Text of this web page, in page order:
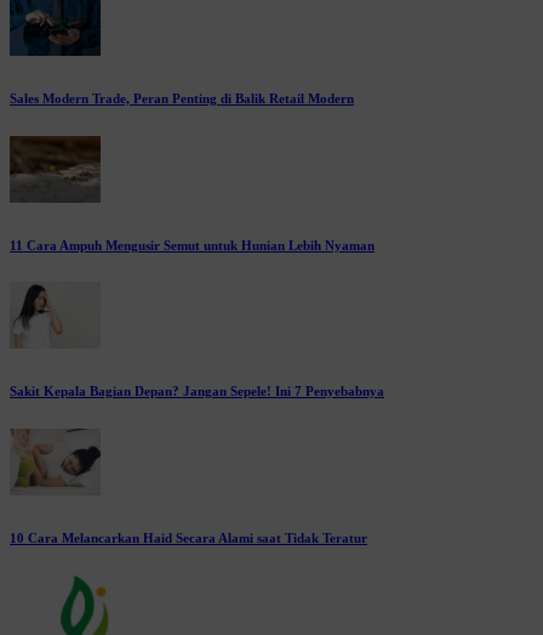
Sales Modern Trade, Peran Penting di Balik Retail Modern
11 Cara Ampuh Mengusir Semut untuk Hunian Lebih Nyaman
Sakit Kepala Bagian Depan? Jangan Sepele! Ini 7 Penyebabnya
10 Cara Melancarkan Haid Secara Alami saat Tidak Teratur